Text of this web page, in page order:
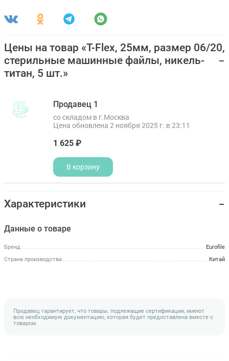
Цены на товар «T-Flex, 25мм, размер 06/20,
стерильные машинные файлы, никель-
титан, 5 шт.»
Продавец 1
со складом в г.Москва
Цена обновлена 2 ноября 2025 г. в 23:11
1 625 ₽
В корзину
Характеристики
Данные о товаре
Бренд
Eurofile
Страна производства
Китай
Продавец гарантирует, что товары, подлежащие сертификации, имеют
всю необходимую документацию, которая будет предоставлена вместе с
товаром.